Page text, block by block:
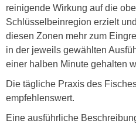
reinigende Wirkung auf die
Schlüsselbeinregion erzielt
diesen Zonen mehr zum
in der jeweils gewählten
einer halben Minute gehalten
Die tägliche Praxis des
empfehlenswert.
Eine ausführliche